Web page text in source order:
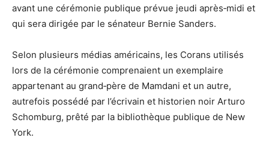
avant une cérémonie publique prévue jeudi après‑midi et
qui sera dirigée par le sénateur Bernie Sanders.
Selon plusieurs médias américains, les Corans utilisés
lors de la cérémonie comprenaient un exemplaire
appartenant au grand‑père de Mamdani et un autre,
autrefois possédé par l’écrivain et historien noir Arturo
Schomburg, prêté par la bibliothèque publique de New
York.